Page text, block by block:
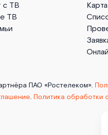
с ТВ
ТВ
ПАО «Ростелеком».
. Политика обработки